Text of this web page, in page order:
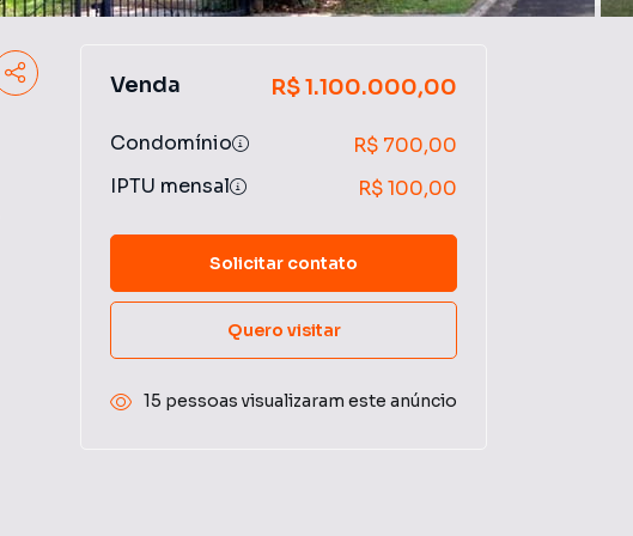
Venda R$ 1.100.000,00
Condomínio
R$ 700,00
IPTU mensal
R$ 100,00
Solicitar contato
Quero visitar
15 pessoas visualizaram este anúncio